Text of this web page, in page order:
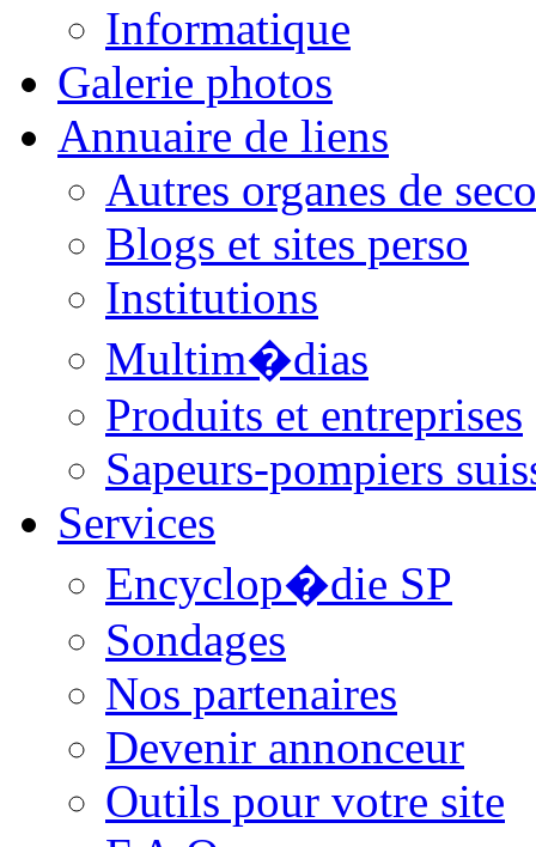
Informatique
Galerie photos
Annuaire de liens
Autres organes de
Blogs et sites perso
Institutions
Multim�dias
Produits et entreprises
Sapeurs-pompiers
Services
Encyclop�die SP
Sondages
Nos partenaires
Devenir annonceur
Outils pour votre site